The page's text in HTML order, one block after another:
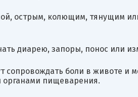
острым, колющим, тянущим
диарею, запоры, понос или
сопровождать боли в животе и
пищеварения.